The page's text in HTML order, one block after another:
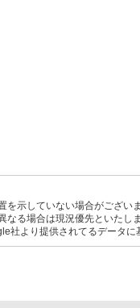
を示していない場合がござい
なる場合は現況優先といたし
社より提供されてるデータ